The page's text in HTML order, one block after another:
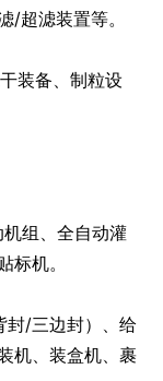
/超滤装置等。
装备、制粒设
机组、全自动灌
标机。
封/三边封）、给
机、装盒机、裹